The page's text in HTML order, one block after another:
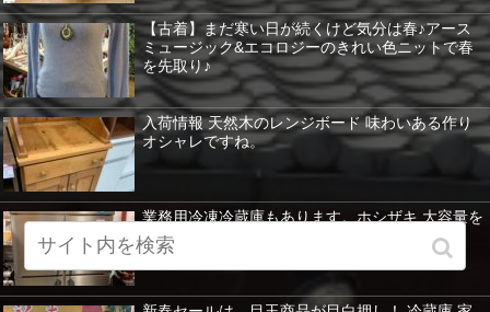
【古着】まだ寒い日が続くけど気分は春♪アース
ミュージック&エコロジーのきれい色ニットで春
を先取り♪
入荷情報 天然木のレンジボード 味わいある作り
オシャレですね。
業務用冷凍冷蔵庫もあります。ホシザキ 大容量を
紹介 暖房器具など特価！